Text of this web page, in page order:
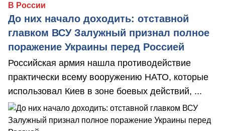
В России
До них начало доходить: отставной
главком ВСУ Залужный признал полное
поражение Украины перед Россией
Российская армия нашла противодействие
практически всему вооружению НАТО, которые
использовал Киев в зоне боевых действий, ...